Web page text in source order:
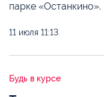
парке «Останкино».
11 июля 11:13
Будь в курсе